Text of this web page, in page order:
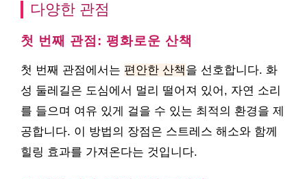
다양한 관점
첫 번째 관점: 평화로운 산책
첫 번째 관점에서는 편안한 산책을 선호합니다. 화
성 둘레길은 도심에서 멀리 떨어져 있어, 자연 소리
를 들으며 여유 있게 걸을 수 있는 최적의 환경을 제
공합니다. 이 방법의 장점은 스트레스 해소와 함께
힐링 효과를 가져온다는 것입니다.